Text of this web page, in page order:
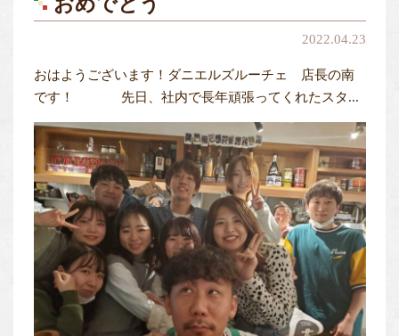
2022.04.23
おはようございます！ダニエルズルーチェ 店長の南
です！ 先日、社内で長年頑張ってくれたスタ...